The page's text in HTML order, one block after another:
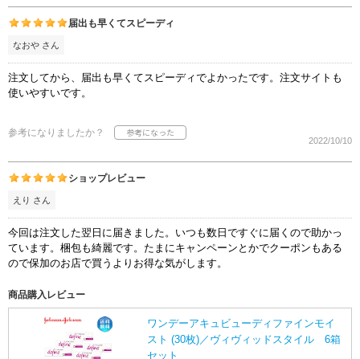
届出も早くてスピーディ
なおや さん
注文してから、届出も早くてスピーディでよかったです。注文サイトも
使いやすいです。
参考になりましたか？
2022/10/10
ショップレビュー
えり さん
今回は注文した翌日に届きました。いつも数日ですぐに届くので助かっ
ています。梱包も綺麗です。たまにキャンペーンとかでクーポンもある
ので保加のお店で買うよりお得な気がします。
商品購入レビュー
ワンデーアキュビューディファインモイ
スト (30枚)／ヴィヴィッドスタイル 6箱
セット